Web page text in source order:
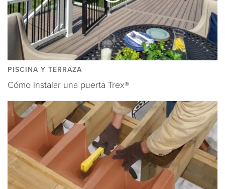
PISCINA Y TERRAZA
Cómo instalar una puerta Trex®